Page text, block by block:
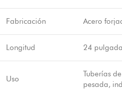
Fabricación Acero
Longitud 24
Uso
Tuberías
pesada,